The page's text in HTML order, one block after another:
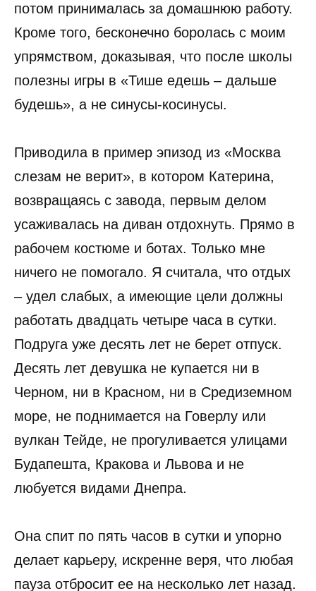
потом принималась за домашнюю работу.
Кроме того, бесконечно боролась с моим
упрямством, доказывая, что после школы
полезны игры в «Тише едешь – дальше
будешь», а не синусы-косинусы.
Приводила в пример эпизод из «Москва
слезам не верит», в котором Катерина,
возвращаясь с завода, первым делом
усаживалась на диван отдохнуть. Прямо в
рабочем костюме и ботах. Только мне
ничего не помогало. Я считала, что отдых
– удел слабых, а имеющие цели должны
работать двадцать четыре часа в сутки.
Подруга уже десять лет не берет отпуск.
Десять лет девушка не купается ни в
Черном, ни в Красном, ни в Средиземном
море, не поднимается на Говерлу или
вулкан Тейде, не прогуливается улицами
Будапешта, Кракова и Львова и не
любуется видами Днепра.
Она спит по пять часов в сутки и упорно
делает карьеру, искренне веря, что любая
пауза отбросит ее на несколько лет назад.